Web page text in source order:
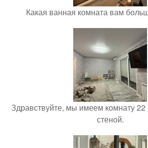
Какая ванная комната вам
Здравствуйте, мы имеем комнату 22
стеной.